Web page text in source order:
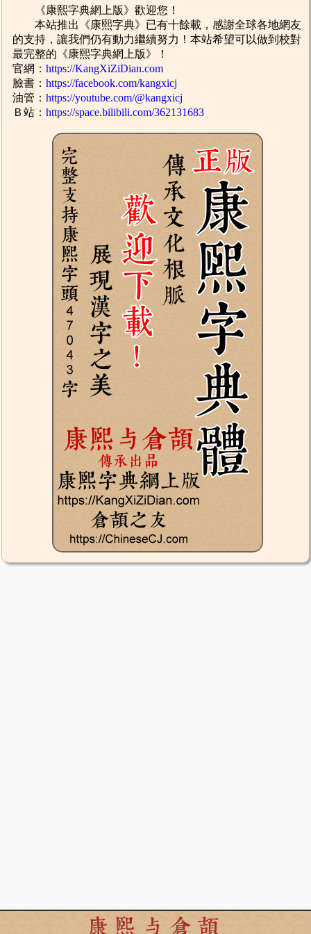
《康熙字典網上版》歡迎您！
本站推出《康熙字典》已有十餘載，感謝全球各地網友
的支持，讓我們仍有動力繼續努力！本站希望可以做到校對
最完整的《康熙字典網上版》！
官網：https://KangXiZiDian.com
臉書：https://facebook.com/kangxicj
油管：https://youtube.com/@kangxicj
Ｂ站：https://space.bilibili.com/362131683
康熙与倉頡